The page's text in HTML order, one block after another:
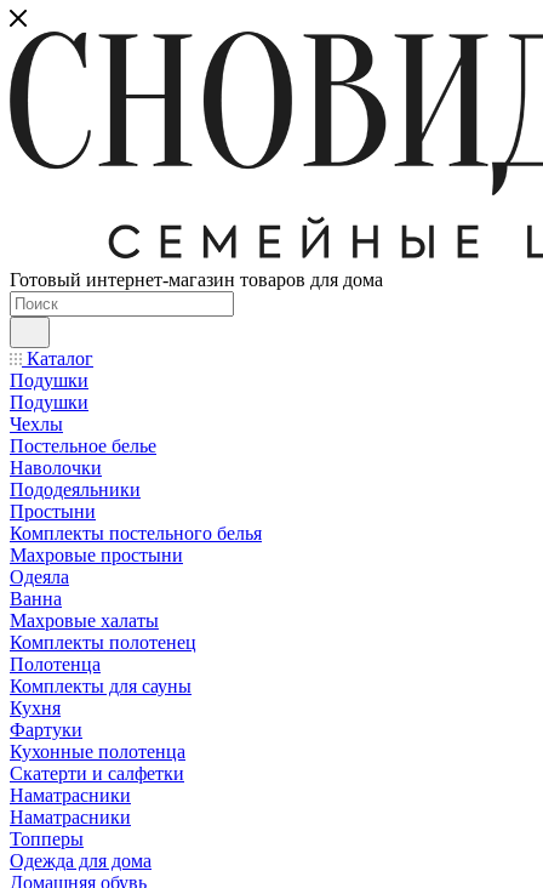
Готовый интернет-магазин товаров для дома
Каталог
Подушки
Подушки
Чехлы
Постельное белье
Наволочки
Пододеяльники
Простыни
Комплекты постельного белья
Махровые простыни
Одеяла
Ванна
Махровые халаты
Комплекты полотенец
Полотенца
Комплекты для сауны
Кухня
Фартуки
Кухонные полотенца
Скатерти и салфетки
Наматрасники
Наматрасники
Топперы
Одежда для дома
Домашняя обувь